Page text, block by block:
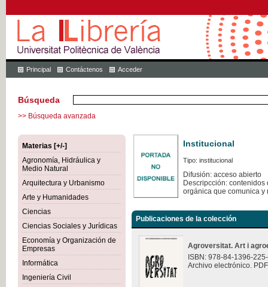
Principal Contáctenos Acceder
Búsqueda
>> Búsqueda avanzada
Materias [+/-]
Agronomía, Hidráulica y
Medio Natural
Arquitectura y Urbanismo
Arte y Humanidades
Ciencias
Ciencias Sociales y Jurídicas
Economía y Organización de
Empresas
Informática
Ingeniería Civil
Institucional
Tipo: institucional
Difusión: acceso abierto
Descripcción:
orgánica que comunica y
Publicaciones de la colección
Agroversitat. Art i
ISBN: 978-84-1396-
Archivo electrónico.